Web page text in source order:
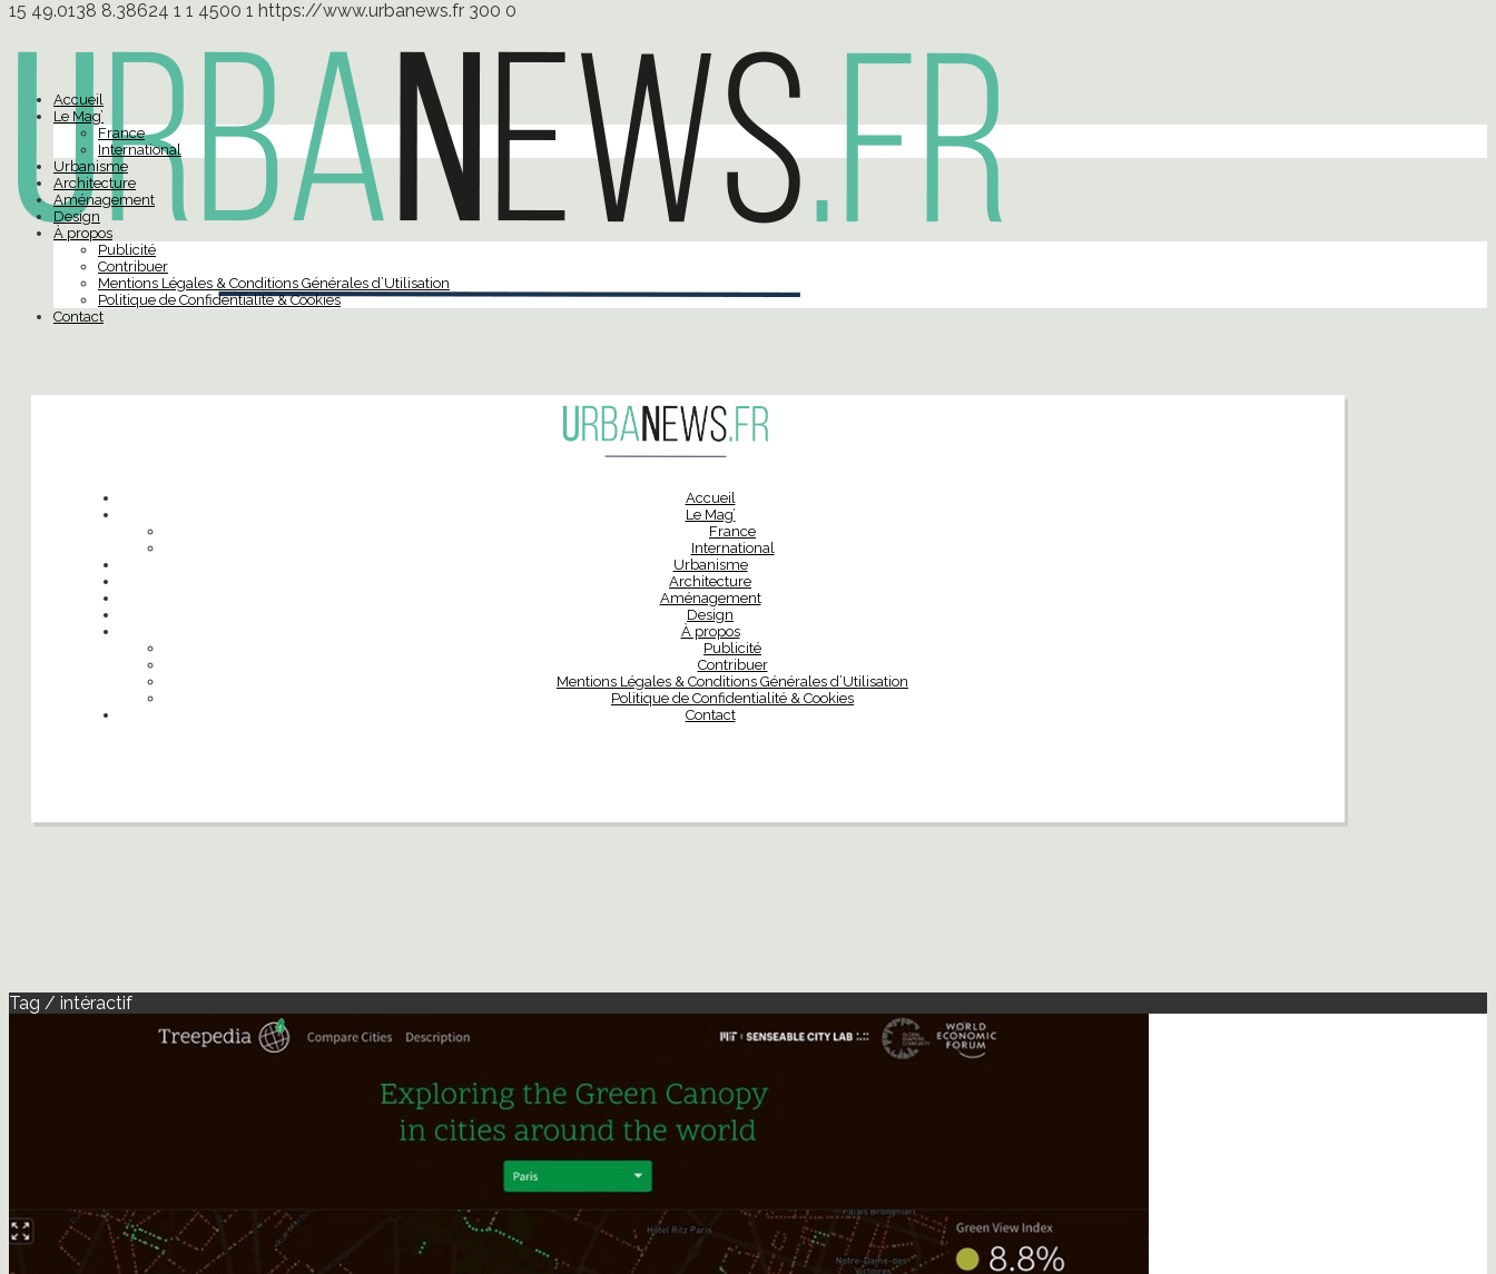
15 49.0138 8.38624 1 1 4500 1 https://www.urbanews.fr 300 0
Accueil
Le Mag’
France
International
Urbanisme
Architecture
Aménagement
Design
À propos
Publicité
Contribuer
Mentions Légales & Conditions Générales d’Utilisation
Politique de Confidentialité & Cookies
Contact
Accueil
Le Mag’
France
International
Urbanisme
Architecture
Aménagement
Design
À propos
Publicité
Contribuer
Mentions Légales & Conditions Générales d’Utilisation
Politique de Confidentialité & Cookies
Contact
Tag / intéractif